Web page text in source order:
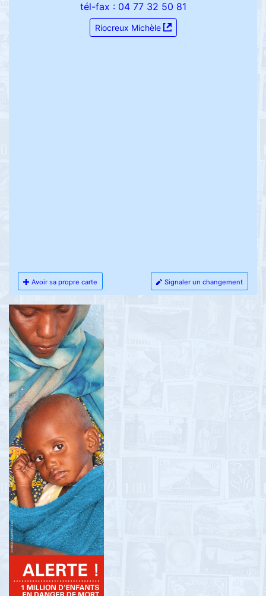
tél-fax : 04 77 32 50 81
Riocreux Michèle
Avoir sa propre carte Signaler un changement